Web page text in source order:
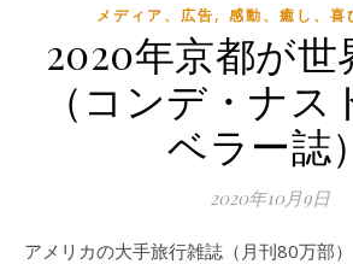
メディア、広告, 感動、癒し、喜
2020年京都が世
（コンデ・ナス
ベラー誌）
2020年10月9日
アメリカの大手旅行雑誌（月刊80万部）